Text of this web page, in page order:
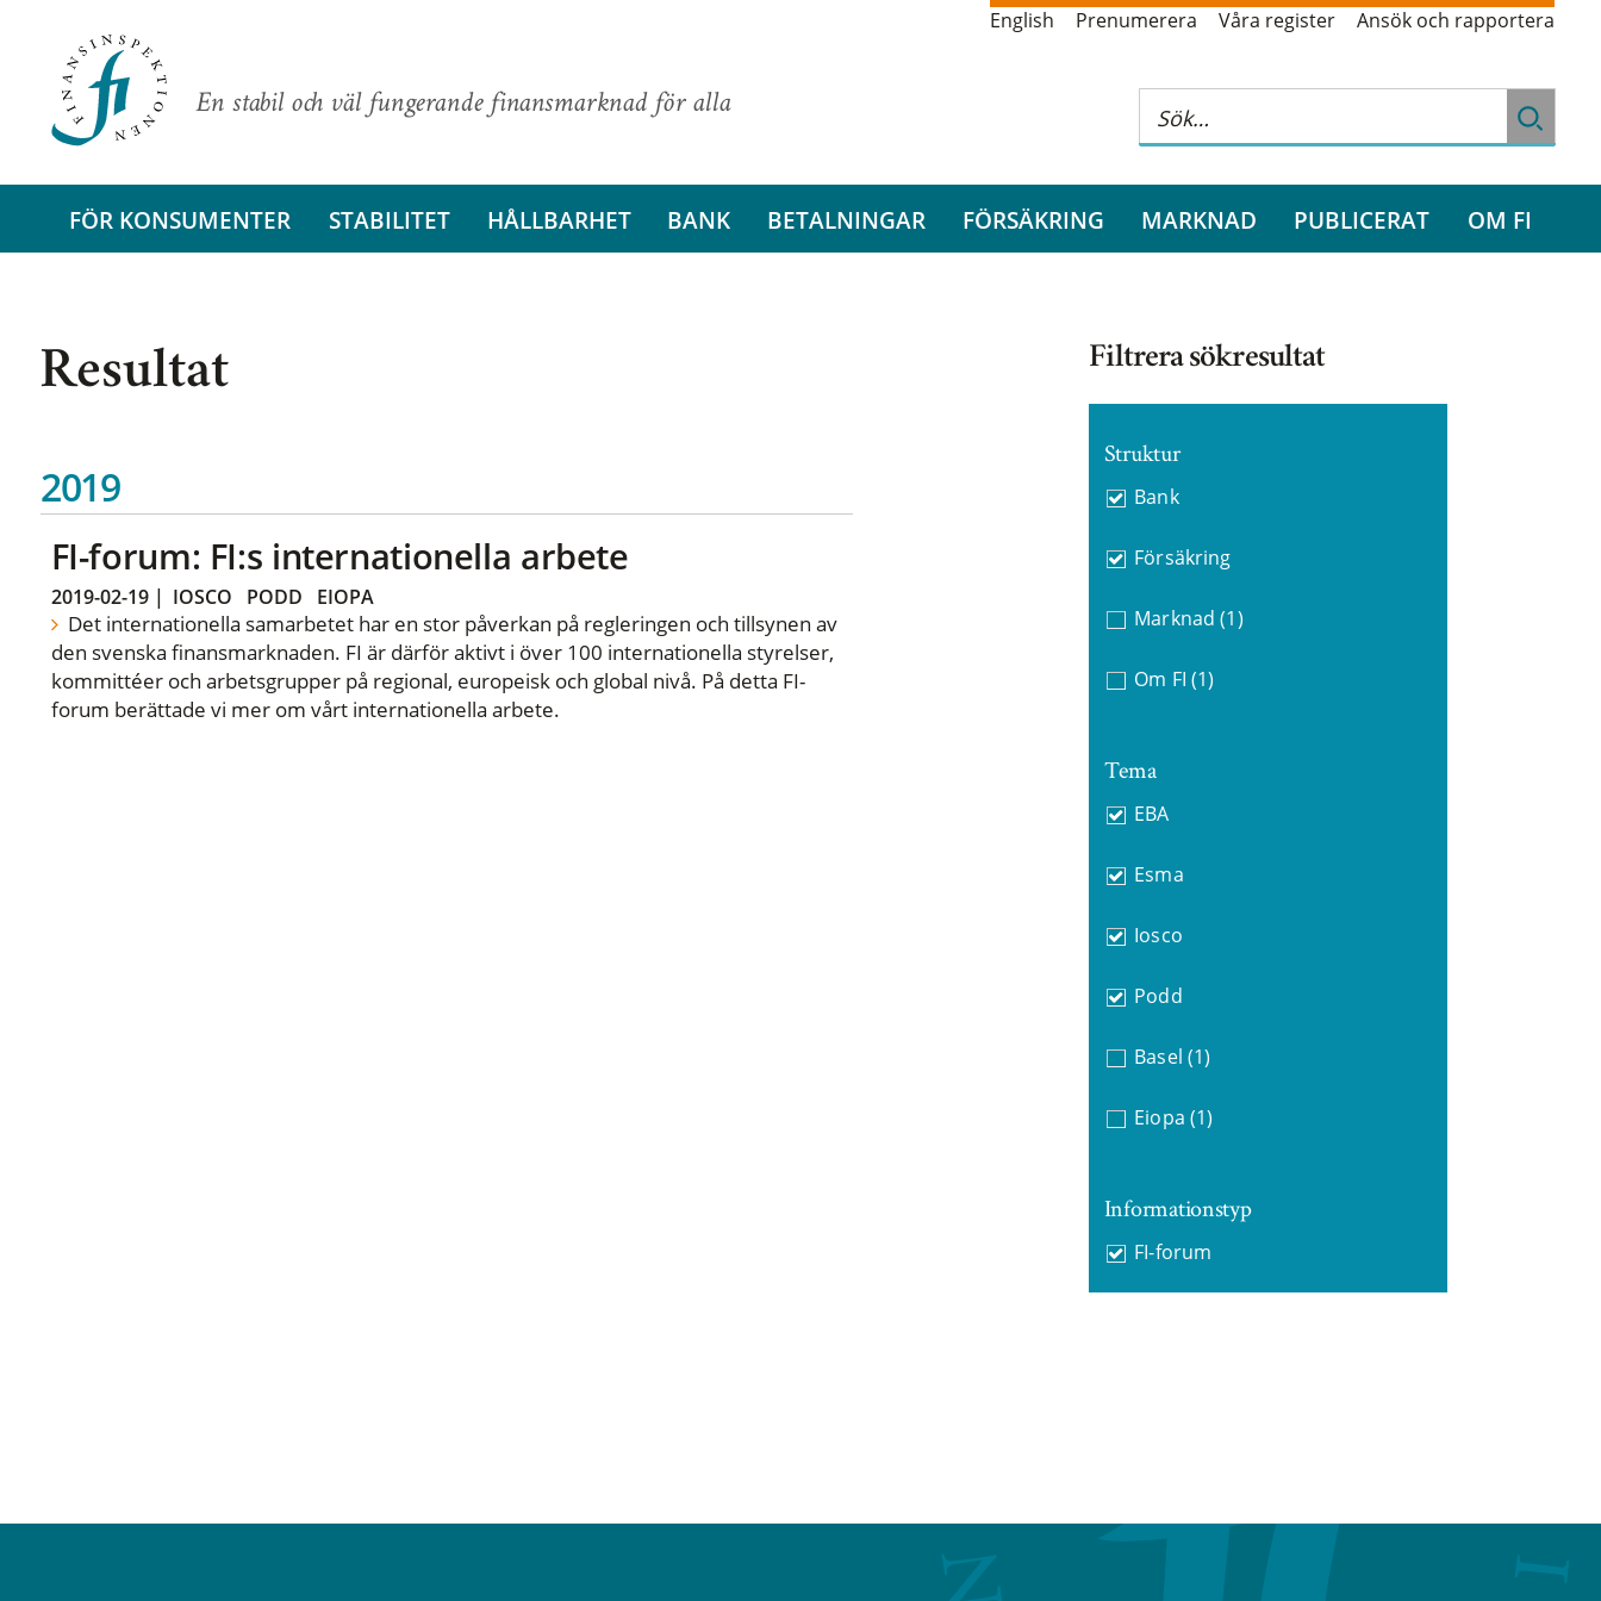
En stabil och väl fungerande finansmarknad för alla
English Prenumerera Våra register Ansök och rapportera
FÖR KONSUMENTER STABILITET HÅLLBARHET BANK BETALNINGAR FÖRSÄKRING MARKNAD PUBLICERAT OM FI
Resultat
2019
FI-forum: FI:s internationella arbete
2019-02-19| IOSCO PODD EIOPA
Det internationella samarbetet har en stor påverkan på regleringen och tillsynen av
den svenska finansmarknaden. FI är därför aktivt i över 100 internationella styrelser,
kommittéer och arbetsgrupper på regional, europeisk och global nivå. På detta FI-
forum berättade vi mer om vårt internationella arbete.
Filtrera sökresultat
Struktur
Bank
Försäkring
Marknad (1)
Om FI (1)
Tema
EBA
Esma
Iosco
Podd
Basel (1)
Eiopa (1)
Informationstyp
FI-forum